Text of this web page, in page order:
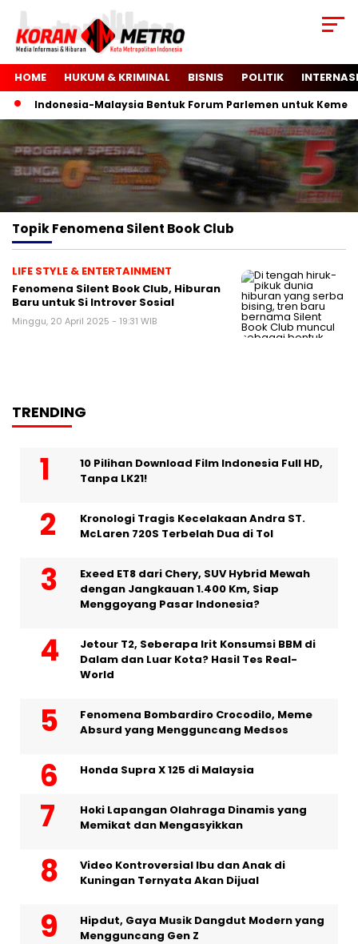
HOME HUKUM & KRIMINAL BISNIS POLITIK
Indonesia-Malaysia Bentuk Forum Parlemen untuk
TopikFenomena Silent Book Club
LIFE STYLE & ENTERTAINMENT
Fenomena Silent Book Club, Hiburan
Baru untuk Si Introver Sosial
Minggu, 20 April 2025 - 19:31 WIB
TRENDING
10 Pilihan Download Film Indonesia Full HD,
Tanpa LK21!
Kronologi Tragis Kecelakaan Andra ST.
McLaren 720S Terbelah Dua di Tol
Exeed ET8 dari Chery, SUV Hybrid Mewah
dengan Jangkauan 1.400 Km, Siap
Menggoyang Pasar Indonesia?
Jetour T2, Seberapa Irit Konsumsi BBM di
Dalam dan Luar Kota? Hasil Tes Real-
World
Fenomena Bombardiro Crocodilo, Meme
Absurd yang Mengguncang Medsos
Honda Supra X 125 di Malaysia
Hoki Lapangan Olahraga Dinamis yang
Memikat dan Mengasyikkan
Video Kontroversial Ibu dan Anak di
Kuningan Ternyata Akan Dijual
Hipdut, Gaya Musik Dangdut Modern yang
Mengguncang Gen Z